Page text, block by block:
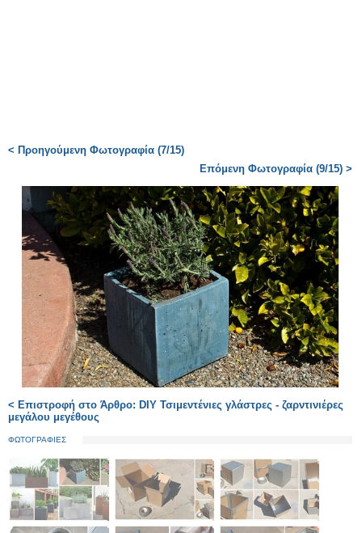
< Προηγούμενη Φωτογραφία (7/15)
Επόμενη Φωτογραφία (9/15) >
< Επιστροφή στο Άρθρο: DIY Τσιμεντένιες γλάστρες - ζαρντινιέρες
μεγάλου μεγέθους
ΦΩΤΟΓΡΑΦΙΕΣ